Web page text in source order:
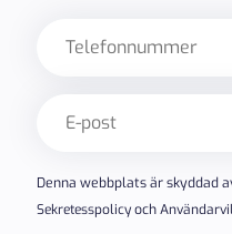
post
Denna webbplats är skyddad
Sekretesspolicyoch